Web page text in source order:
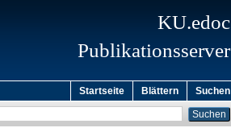
KU.edoc
Publikationsserver
Startseite Blättern Suchen